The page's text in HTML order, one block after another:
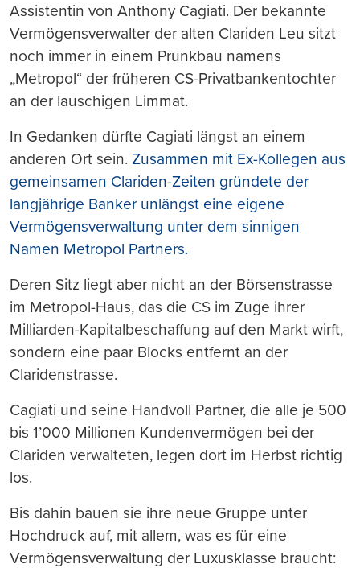
Assistentin von Anthony Cagiati. Der bekannte
Vermögensverwalter der alten Clariden Leu sitzt
noch immer in einem Prunkbau namens
„Metropol“ der früheren CS-Privatbankentochter
an der lauschigen Limmat.
In Gedanken dürfte Cagiati längst an einem
anderen Ort sein. Zusammen mit Ex-Kollegen aus
gemeinsamen Clariden-Zeiten gründete der
langjährige Banker unlängst eine eigene
Vermögensverwaltung unter dem sinnigen
Namen Metropol Partners.
Deren Sitz liegt aber nicht an der Börsenstrasse
im Metropol-Haus, das die CS im Zuge ihrer
Milliarden-Kapitalbeschaffung auf den Markt wirft,
sondern eine paar Blocks entfernt an der
Claridenstrasse.
Cagiati und seine Handvoll Partner, die alle je 500
bis 1’000 Millionen Kundenvermögen bei der
Clariden verwalteten, legen dort im Herbst richtig
los.
Bis dahin bauen sie ihre neue Gruppe unter
Hochdruck auf, mit allem, was es für eine
Vermögensverwaltung der Luxusklasse braucht: